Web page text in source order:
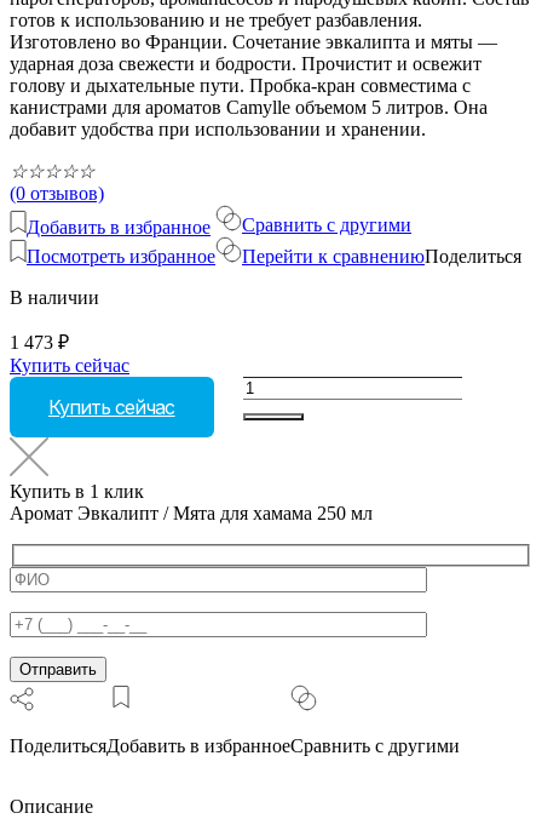
готов к использованию и не требует разбавления.
Изготовлено во Франции. Сочетание эвкалипта и мяты —
ударная доза свежести и бодрости. Прочистит и освежит
голову и дыхательные пути. Пробка-кран совместима с
канистрами для ароматов Camylle объемом 5 литров. Она
добавит удобства при использовании и хранении.
☆☆☆☆☆
(0 отзывов)
Добавить в избранное
Посмотреть избранное
Сравнить с другими
Перейти к сравнениюПоделиться
В наличии
1 473 ₽
Купить сейчас
Купить сейчас
Количество
для
250
Купить в 1 клик
Аромат Эвкалипт / Мята для хамама 250 мл
ПоделитьсяДобавить в избранноеСравнить с другими
Описание